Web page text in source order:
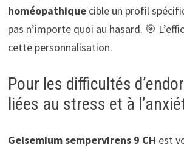
homéopathiquecible un profil
pas n’importe quoi au hasard. 🎯
cette personnalisation.
Pour les difficultés
liées au stress et à
Gelsemium sempervirens 9 CH est